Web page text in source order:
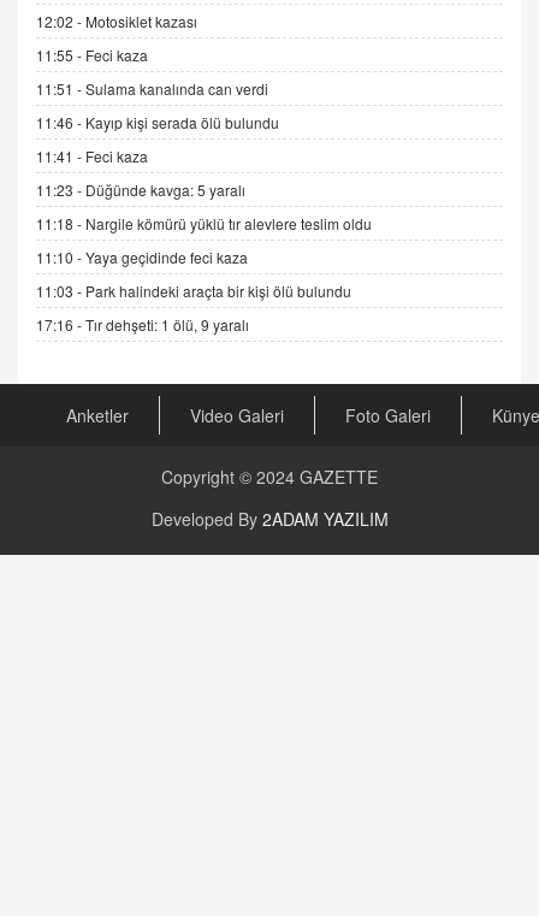
DR. EKREM ASLAN
Gerçek Ne, Algı Ne? "Beraber Yürüyoruz"
Cümlesinin Peşinden
19.07.2025 12:45
GÖNÜL MENEKŞE
Şifacının Yolu
04.11.2025 12:56
AV. RÜMEYSA ÖZKALE
Kira Uyuşmazlıklarında Dava Açmadan Önce
Arabulucuya Başvuru Şartı
CAN UĞURATEŞ
Değişen yapısıyla Suriye
GÜNLÜK BURÇ YORUMU
12:02 - Motosiklet kazası
11:55 - Feci kaza
11:51 -Sulama kanalında can verdi
11:46 - Kayıp kişi serada ölü bulundu
11:41 - Feci kaza
11:23 - Düğünde kavga: 5 yaralı
11:18 - Nargile kömürü yüklü tır alevlere teslim oldu
11:10 -Yaya geçidinde feci kaza
11:03 - Park halindeki araçta bir kişi ölü bulundu
17:16 -Tır dehşeti: 1 ölü, 9 yaralı
Anketler Video Galeri Foto Galeri Künye
Copyright © 2024 GAZETTE
Developed By 2ADAM YAZILIM